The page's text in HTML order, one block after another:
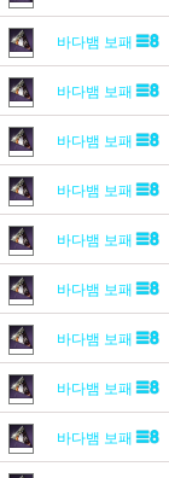
바다뱀 보패
바다뱀 보패
바다뱀 보패
바다뱀 보패
바다뱀 보패
바다뱀 보패
바다뱀 보패
바다뱀 보패
바다뱀 보패